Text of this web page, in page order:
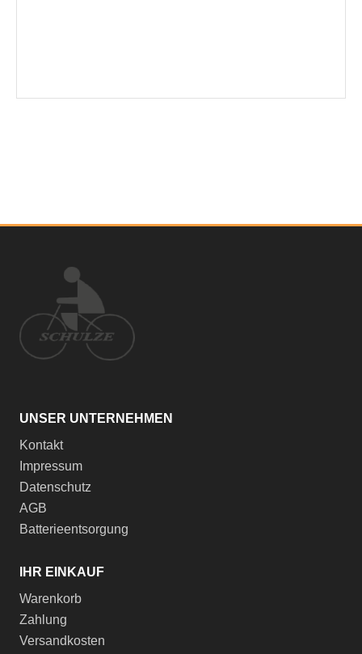
UNSER UNTERNEHMEN
Kontakt
Impressum
Datenschutz
AGB
Batterieentsorgung
IHR EINKAUF
Warenkorb
Zahlung
Versandkosten